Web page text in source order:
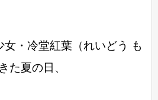
・冷堂紅葉（れいどう も
た夏の日、